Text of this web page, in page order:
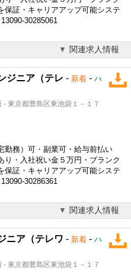
保証・キャリアアップ可能システ
30285061
関連求人情報
ジニア（テレ - 新着 - ハ
東京都豊島区東池袋１－１７
勤務）可・副業可・給与前払い
り・入社祝い金５万円・ブランク
保証・キャリアアップ可能システ
30286361
関連求人情報
ニア（テレワ - 新着 - ハ
東京都豊島区東池袋１－１７